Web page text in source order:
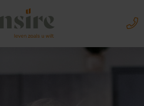
Sensire logo